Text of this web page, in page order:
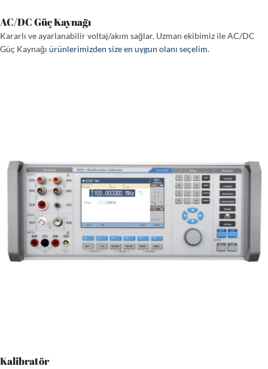
AC/DC Güç Kaynağı
Kararlı ve ayarlanabilir voltaj/akım sağlar. Uzman ekibimiz ile AC/DC
Güç Kaynağı ürünlerimizden size en uygun olanı seçelim.
Kalibratör